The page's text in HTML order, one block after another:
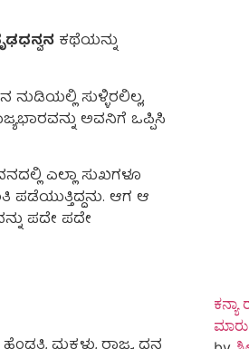
ಕಥೆಯನ್ನು
ನುಡಿಯಲ್ಲಿ ಸುಳ್ಳಿರಲಿಲ್ಲ,
ಅವನಿಗೆ ಒಪ್ಪಿಸಿ
ಎಲ್ಲಾ ಸುಖಗಳೂ
ಪಡೆಯುತ್ತಿದ್ದನು. ಆಗ ಆ
ಪದೇ ಪದೇ